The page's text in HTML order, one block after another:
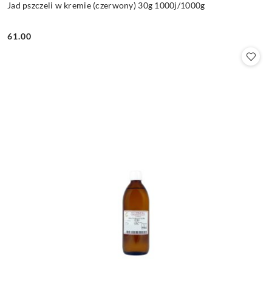
Jad pszczeli w kremie (czerwony) 30g 1000j/1000g
Cena:
61.00